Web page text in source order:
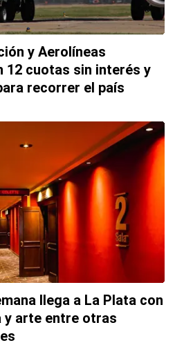
y Aerolíneas
12 cuotas sin interés y
recorrer el país
llega a La Plata con
y arte entre otras